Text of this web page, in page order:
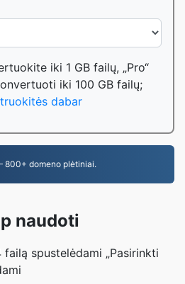
iki 1 GB failų, „Pro“
iki 100 GB failų;
dabar
800+ domeno plėtiniai.
naudoti
spustelėdami „Pasirinkti